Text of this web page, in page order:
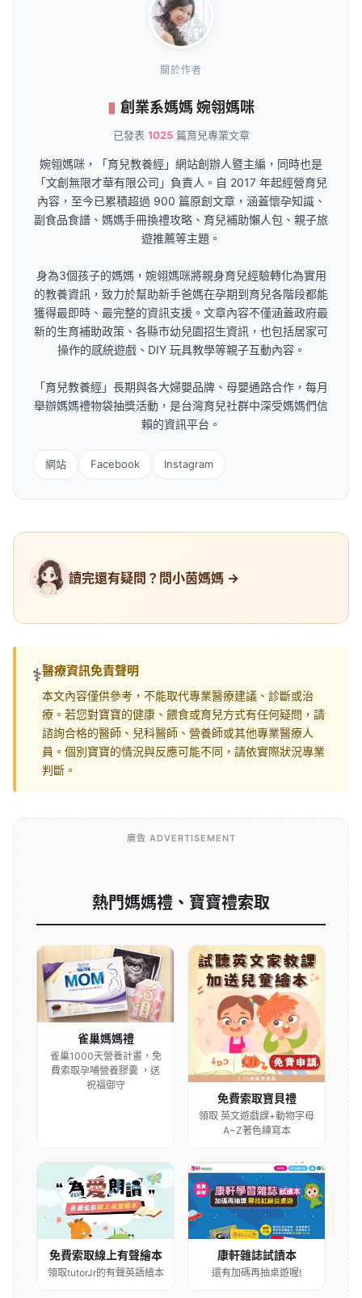
關於作者
創業系媽媽 婉翎媽咪
已發表 1025篇育兒專業文章
婉翎媽咪，「育兒教養經」網站創辦人暨主編，同時也是
「文創無限才華有限公司」負責人。自 2017 年起經營育兒
內容，至今已累積超過 900 篇原創文章，涵蓋懷孕知識、
副食品食譜、媽媽手冊換禮攻略、育兒補助懶人包、親子旅
遊推薦等主題。
身為3個孩子的媽媽，婉翎媽咪將親身育兒經驗轉化為實用
的教養資訊，致力於幫助新手爸媽在孕期到育兒各階段都能
獲得最即時、最完整的資訊支援。文章內容不僅涵蓋政府最
新的生育補助政策、各縣市幼兒園招生資訊，也包括居家可
操作的感統遊戲、DIY 玩具教學等親子互動內容。
「育兒教養經」長期與各大婦嬰品牌、母嬰通路合作，每月
舉辦媽媽禮物袋抽獎活動，是台灣育兒社群中深受媽媽們信
賴的資訊平台。
網站 Facebook Instagram
讀完還有疑問？問小茵媽媽 →
⚕️醫療資訊免責聲明
本文內容僅供參考，不能取代專業醫療建議、診斷或治
療。若您對寶寶的健康、餵食或育兒方式有任何疑問，請
諮詢合格的醫師、兒科醫師、營養師或其他專業醫療人
員。個別寶寶的情況與反應可能不同，請依實際狀況專業
判斷。
廣告 ADVERTISEMENT
熱門媽媽禮、寶寶禮索取
雀巢媽媽禮
雀巢1000天營養計畫，免
費索取孕哺營養膠囊 ，送
祝福御守
免費索取寶貝禮
領取 英文遊戲課+動物字母
A~Z著色練寫本
免費索取線上有聲繪本
領取tutorJr的有聲英語繪本
康軒雜誌試讀本
還有加碼再抽桌遊喔!